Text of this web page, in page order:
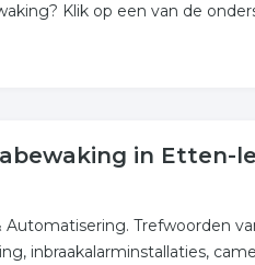
Klik op een van de
in Etten-
Trefwoorden
inbraakalarminstallaties,